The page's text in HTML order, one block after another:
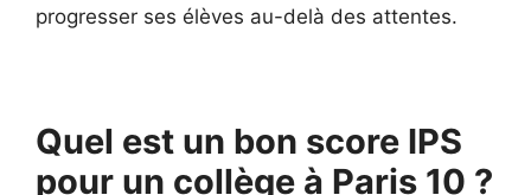
progresser ses élèves au-delà des attentes.
Quel est un bon score IPS
pour un collège à Paris 10 ?